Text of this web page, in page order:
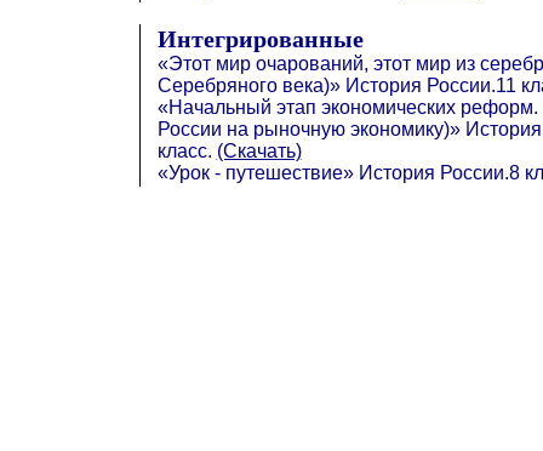
Интегрированные
«Этот мир очарований, этот мир из
Серебряного века)» История России.11
«Начальный этап экономических реформ.
России на рыночную экономику)»
класс. (Скачать)
«Урок - путешествие» История России.8